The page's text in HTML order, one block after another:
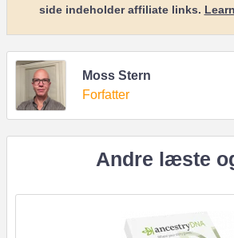
side indeholder affiliate links.
Moss Stern
Forfatter
Andre læste